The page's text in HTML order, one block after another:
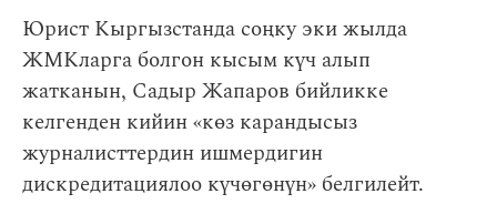
Юрист Кыргызстанда соңку эки жылда
ЖМКларга болгон кысым күч алып
жатканын, Садыр Жапаров бийликке
келгенден кийин «көз карандысыз
журналисттердин ишмердигин
дискредитациялоо күчөгөнүн» белгилейт.